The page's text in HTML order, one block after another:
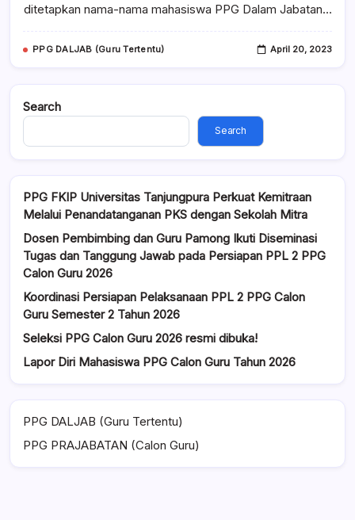
ditetapkan nama-nama mahasiswa PPG Dalam Jabatan…
PPG DALJAB (Guru Tertentu) April 20, 2023
Search
Search
PPG FKIP Universitas Tanjungpura Perkuat Kemitraan
Melalui Penandatanganan PKS dengan Sekolah Mitra
Dosen Pembimbing dan Guru Pamong Ikuti Diseminasi
Tugas dan Tanggung Jawab pada Persiapan PPL 2 PPG
Calon Guru 2026
Koordinasi Persiapan Pelaksanaan PPL 2 PPG Calon
Guru Semester 2 Tahun 2026
Seleksi PPG Calon Guru 2026 resmi dibuka!
Lapor Diri Mahasiswa PPG Calon Guru Tahun 2026
PPG DALJAB (Guru Tertentu)
PPG PRAJABATAN (Calon Guru)